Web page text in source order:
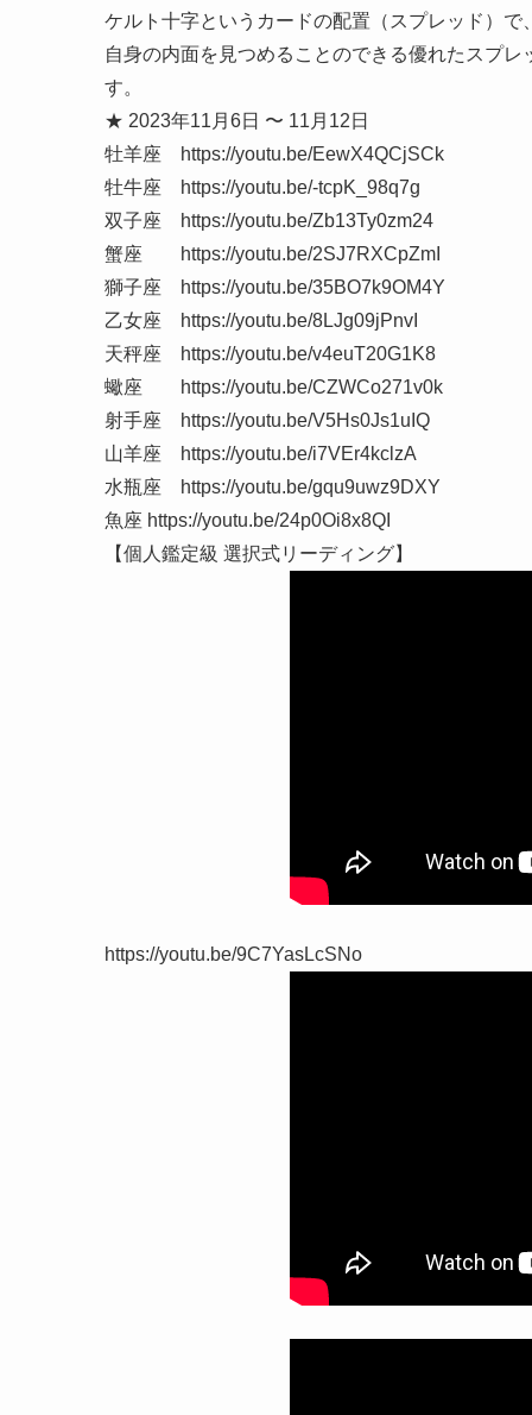
ケルト十字というカードの配置（スプレッド）
自身の内面を見つめることのできる優れたスプ
す。
★ 2023年11月6日 〜 11月12日
牡羊座 https://youtu.be/EewX4QCjSCk
牡牛座 https://youtu.be/-tcpK_98q7g
双子座 https://youtu.be/Zb13Ty0zm24
蟹座 https://youtu.be/2SJ7RXCpZmI
獅子座 https://youtu.be/35BO7k9OM4Y
乙女座 https://youtu.be/8LJg09jPnvI
天秤座 https://youtu.be/v4euT20G1K8
蠍座 https://youtu.be/CZWCo271v0k
射手座 https://youtu.be/V5Hs0Js1uIQ
山羊座 https://youtu.be/i7VEr4kclzA
水瓶座 https://youtu.be/gqu9uwz9DXY
魚座 https://youtu.be/24p0Oi8x8QI
【個人鑑定級 選択式リーディング】
https://youtu.be/9C7YasLcSNo